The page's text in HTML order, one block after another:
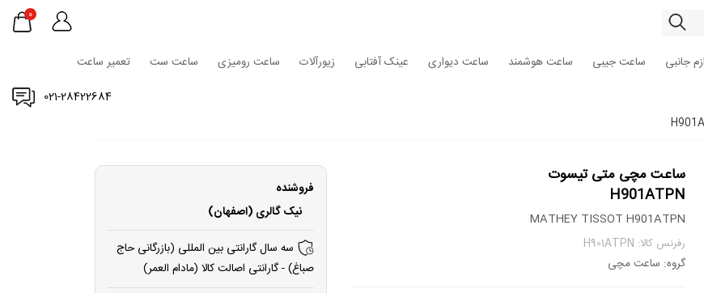
0
جانبی ساعت جیبی ساعت هوشمند ساعت دیواری عینک آفتابی زیورآلات ساعت رومیزی ساعت ست
تعمیر ساعت
021-28422684
ساعت مچی متی تیسوت
H901ATPN
MATHEY TISSOT H901ATPN
رفرنس کالا: H901ATPN
گروه: ساعت مچی
فروشنده
نیک گالری (اصفهان)
سه سال گارانتی بین المللی (بازرگانی حاج
صباغ) - گارانتی اصالت کالا (مادام العمر)